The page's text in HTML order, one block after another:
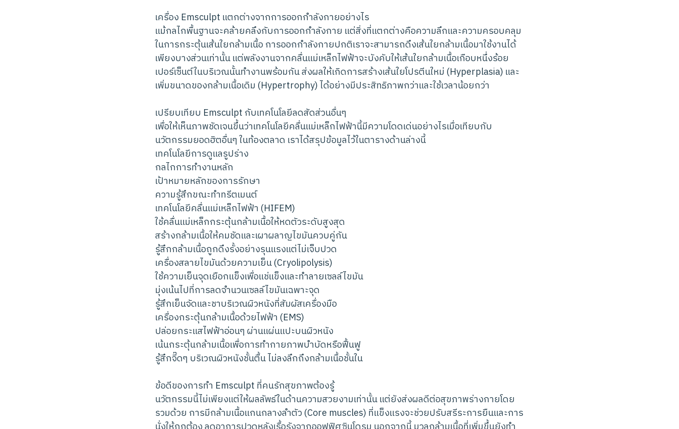
เครื่อง Emsculpt แตกต่างจากการออกกำลังกายอย่างไร
แม้กลไกพื้นฐานจะคล้ายคลึงกับการออกกำลังกาย แต่สิ่งที่แตกต่างคือความลึกและความครอบคลุม
ในการกระตุ้นเส้นใยกล้ามเนื้อ การออกกำลังกายปกติเราจะสามารถดึงเส้นใยกล้ามเนื้อมาใช้งานได้
เพียงบางส่วนเท่านั้น แต่พลังงานจากคลื่นแม่เหล็กไฟฟ้าจะบังคับให้เส้นใยกล้ามเนื้อเกือบหนึ่งร้อย
เปอร์เซ็นต์ในบริเวณนั้นทำงานพร้อมกัน ส่งผลให้เกิดการสร้างเส้นใยโปรตีนใหม่ (Hyperplasia) และ
เพิ่มขนาดของกล้ามเนื้อเดิม (Hypertrophy) ได้อย่างมีประสิทธิภาพกว่าและใช้เวลาน้อยกว่า
เปรียบเทียบ Emsculpt กับเทคโนโลยีลดสัดส่วนอื่นๆ
เพื่อให้เห็นภาพชัดเจนขึ้นว่าเทคโนโลยีคลื่นแม่เหล็กไฟฟ้านี้มีความโดดเด่นอย่างไรเมื่อเทียบกับ
นวัตกรรมยอดฮิตอื่นๆ ในท้องตลาด เราได้สรุปข้อมูลไว้ในตารางด้านล่างนี้
เทคโนโลยีการดูแลรูปร่าง
กลไกการทำงานหลัก
เป้าหมายหลักของการรักษา
ความรู้สึกขณะทำทรีตเมนต์
เทคโนโลยีคลื่นแม่เหล็กไฟฟ้า (HIFEM)
ใช้คลื่นแม่เหล็กกระตุ้นกล้ามเนื้อให้หดตัวระดับสูงสุด
สร้างกล้ามเนื้อให้คมชัดและเผาผลาญไขมันควบคู่กัน
รู้สึกกล้ามเนื้อถูกดึงรั้งอย่างรุนแรงแต่ไม่เจ็บปวด
เครื่องสลายไขมันด้วยความเย็น (Cryolipolysis)
ใช้ความเย็นจุดเยือกแข็งเพื่อแช่แข็งและทำลายเซลล์ไขมัน
มุ่งเน้นไปที่การลดจำนวนเซลล์ไขมันเฉพาะจุด
รู้สึกเย็นจัดและชาบริเวณผิวหนังที่สัมผัสเครื่องมือ
เครื่องกระตุ้นกล้ามเนื้อด้วยไฟฟ้า (EMS)
ปล่อยกระแสไฟฟ้าอ่อนๆ ผ่านแผ่นแปะบนผิวหนัง
เน้นกระตุ้นกล้ามเนื้อเพื่อการทำกายภาพบำบัดหรือฟื้นฟู
รู้สึกจี๊ดๆ บริเวณผิวหนังชั้นตื้น ไม่ลงลึกถึงกล้ามเนื้อชั้นใน
ข้อดีของการทำ Emsculpt ที่คนรักสุขภาพต้องรู้
นวัตกรรมนี้ไม่เพียงแต่ให้ผลลัพธ์ในด้านความสวยงามเท่านั้น แต่ยังส่งผลดีต่อสุขภาพร่างกายโดย
รวมด้วย การมีกล้ามเนื้อแกนกลางลำตัว (Core muscles) ที่แข็งแรงจะช่วยปรับสรีระการยืนและการ